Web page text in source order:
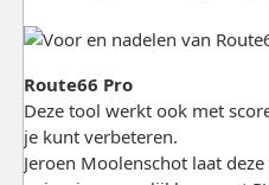
Route66 Pro
Deze tool werkt ook met
je kunt verbeteren.
Jeroen Moolenschot laat